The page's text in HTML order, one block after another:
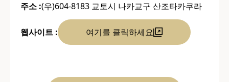
주소 :(우)604-8183 교토시 나카교구 산조타카쿠라
웹사이트 : 여기를 클릭하세요